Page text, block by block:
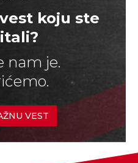
koju ste
nam je.
VEST